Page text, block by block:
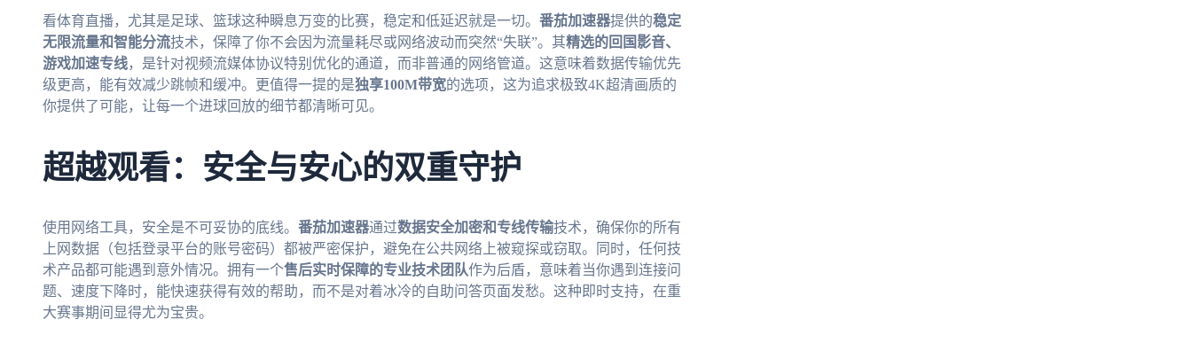
看体育直播，尤其是足球、篮球这种瞬息万变的比赛，稳定和低延迟就是一切。 番茄加速器提供的稳定
无限流量和智能分流技术，保障了你不会因为流量耗尽或网络波动而突然“失联”。其精选的回国影音、
游戏加速专线，是针对视频流媒体协议特别优化的通道，而非普通的网络管道。这意味着数据传输优先
级更高，能有效减少跳帧和缓冲。更值得一提的是独享100M带宽的选项，这为追求极致4K超清画质的
你提供了可能，让每一个进球回放的细节都清晰可见。
超越观看：安全与安心的双重守护
使用网络工具，安全是不可妥协的底线。 番茄加速器通过数据安全加密和专线传输技术，确保你的所有
上网数据（包括登录平台的账号密码）都被严密保护，避免在公共网络上被窥探或窃取。同时，任何技
术产品都可能遇到意外情况。拥有一个售后实时保障的专业技术团队作为后盾，意味着当你遇到连接问
题、速度下降时，能快速获得有效的帮助，而不是对着冰冷的自助问答页面发愁。这种即时支持，在重
大赛事期间显得尤为宝贵。